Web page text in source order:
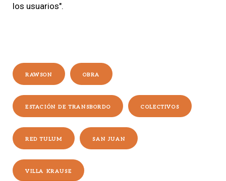
los usuarios".
RAWSON OBRA
ESTACIÓN DE TRANSBORDO COLECTIVOS
RED TULUM SAN JUAN
VILLA KRAUSE